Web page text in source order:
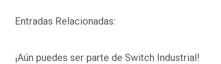
Entradas Relacionadas:
¡Aún puedes ser parte de Switch Industrial!